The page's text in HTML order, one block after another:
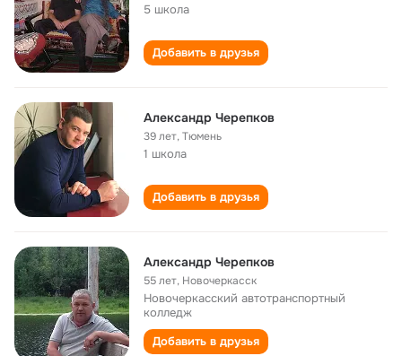
5 школа
Добавить в друзья
Александр Черепков
39 лет,Тюмень
1 школа
Добавить в друзья
Александр Черепков
55 лет, Новочеркасск
Новочеркасский автотранспортный
колледж
Добавить в друзья